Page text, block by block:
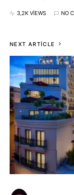
3,2K VIEWS NO
NEXT ARTICLE